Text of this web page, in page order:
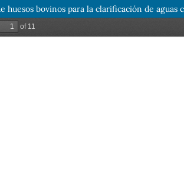
huesos bovinos para la clarificación de aguas